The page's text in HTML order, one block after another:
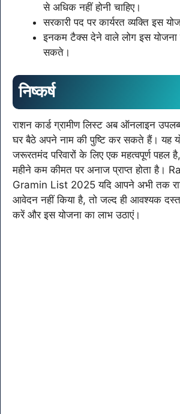
से अधिक नहीं होनी चाहिए।
सरकारी पद पर कार्यरत व्यक्ति इस
इनकम टैक्स देने वाले लोग इस योजना
सकते।
निष्कर्ष
राशन कार्ड ग्रामीण लिस्ट अब ऑनलाइन
घर बैठे अपने नाम की पुष्टि कर सकते हैं। यह
जरूरतमंद परिवारों के लिए एक महत्वपूर्ण पहल
महीने कम कीमत पर अनाज प्राप्त होता है।
Gramin List 2025 यदि आपने अभी तक
आवेदन नहीं किया है, तो जल्द ही आवश्यक
करें और इस योजना का लाभ उठाएं।